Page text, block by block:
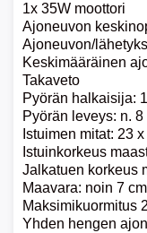
1x 35W moottori
Ajoneuvon
Ajoneuvon/
Keskimääräinen
Takaveto
Pyörän halkaisija:
Pyörän leveys: n. 8
Istuimen mitat: 23
Istuinkorkeus
Jalkatuen korkeus
Maavara: noin 7 cm
Maksimikuormitus
Yhden hengen